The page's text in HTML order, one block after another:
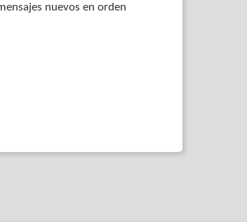
nuevos en orden